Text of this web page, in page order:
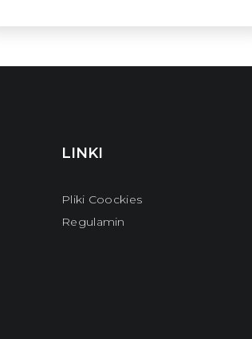
LINKI
Pliki Coockies
Regulamin